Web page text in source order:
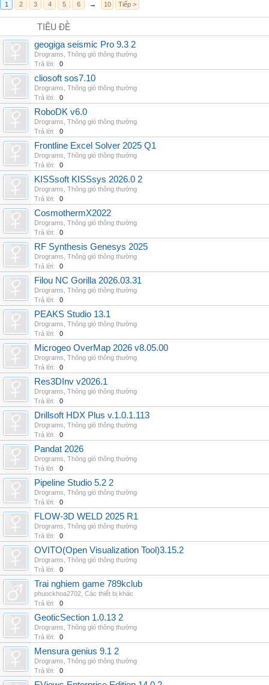
1 2 3 4 5 6 → 10 Tiếp >
TIÊU ĐỀ
geogiga seismic Pro 9.3 2
Drograms Thông gió thông thường
Trả lời:
0
cliosoft sos7.10
Drograms Thông gió thông thường
Trả lời:
0
RoboDK v6.0
Drograms Thông gió thông thường
Trả lời:
0
Frontline Excel Solver 2025 Q1
Drograms Thông gió thông thường
Trả lời:
0
KISSsoft KISSsys 2026.0 2
Drograms Thông gió thông thường
Trả lời:
0
CosmothermX2022
Drograms Thông gió thông thường
Trả lời:
0
RF Synthesis Genesys 2025
Drograms Thông gió thông thường
Trả lời:
0
Filou NC Gorilla 2026.03.31
Drograms Thông gió thông thường
Trả lời:
0
PEAKS Studio 13.1
Drograms Thông gió thông thường
Trả lời:
0
Microgeo OverMap 2026 v8.05.00
Drograms Thông gió thông thường
Trả lời:
0
Res3DInv v2026.1
Drograms Thông gió thông thường
Trả lời:
0
Drillsoft HDX Plus v.1.0.1.113
Drograms Thông gió thông thường
Trả lời:
0
Pandat 2026
Drograms Thông gió thông thường
Trả lời:
0
Pipeline Studio 5.2 2
Drograms Thông gió thông thường
Trả lời:
0
FLOW-3D WELD 2025 R1
Drograms Thông gió thông thường
Trả lời:
0
OVITO(Open Visualization Tool)3.15.2
Drograms Thông gió thông thường
Trả lời:
0
Trai nghiem game 789kclub
phuockhoa2702 Các thiết bị khác
Trả lời:
0
GeoticSection 1.0.13 2
Drograms Thông gió thông thường
Trả lời:
0
Mensura genius 9.1 2
Drograms Thông gió thông thường
Trả lời:
0